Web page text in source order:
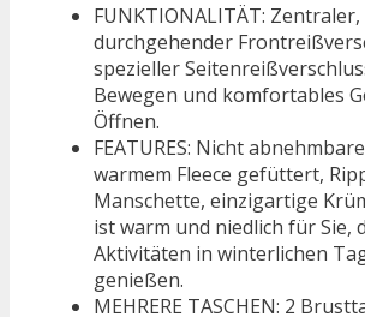
FUNKTIONALITÄT: Zentraler,
durchgehender
spezieller
Bewegen und komfortables
Öffnen.
FEATURES: Nicht
warmem Fleece gefüttert,
Manschette, einzigartige
ist warm und niedlich für Sie,
Aktivitäten in winterlichen
genießen.
MEHRERE TASCHEN: 2